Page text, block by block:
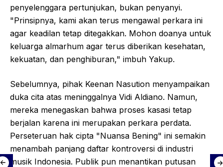
penyelenggara pertunjukan, bukan penyanyi.
"Prinsipnya, kami akan terus mengawal perkara ini
agar keadilan tetap ditegakkan. Mohon doanya untuk
keluarga almarhum agar terus diberikan kesehatan,
kekuatan, dan penghiburan," imbuh Yakup.
Sebelumnya, pihak Keenan Nasution menyampaikan
duka cita atas meninggalnya Vidi Aldiano. Namun,
mereka menegaskan bahwa proses kasasi tetap
berjalan karena ini merupakan perkara perdata.
Perseteruan hak cipta "Nuansa Bening" ini semakin
menambah panjang daftar kontroversi di industri
musik Indonesia. Publik pun menantikan putusan